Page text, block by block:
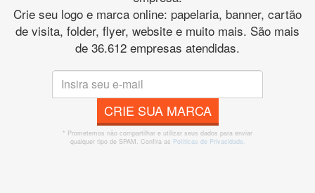
Crie seu logo e marca online: papelaria, banner, cartão
de visita, folder, flyer, website e muito mais. São mais
de 36.612 empresas atendidas.
CRIE SUA MARCA
* Prometemos não compartilhar e utilizar seus dados para enviar
qualquer tipo de SPAM. Confira as Políticas de Privacidade.